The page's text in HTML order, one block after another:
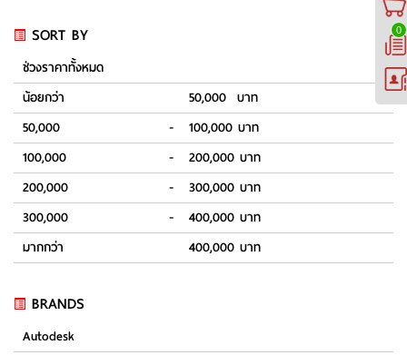
SORT BY
ช่วงราคาทั้งหมด
น้อยกว่า
50,000 บาท
50,000
-
100,000 บาท
100,000
-
200,000 บาท
200,000
-
300,000 บาท
300,000
-
400,000 บาท
มากกว่า
400,000 บาท
BRANDS
Autodesk
0